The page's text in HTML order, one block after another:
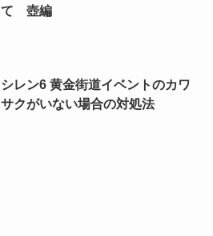
て 壺編
シレン6 黄金街道イベントのカワ
サクがいない場合の対処法